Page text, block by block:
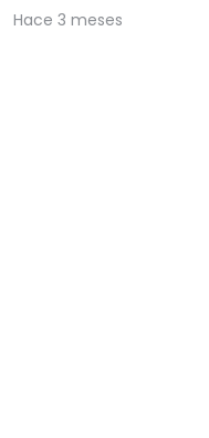
Hace 3 meses